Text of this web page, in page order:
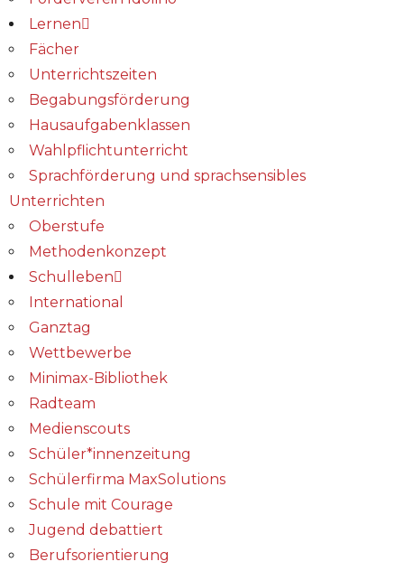
Lernen
Fächer
Unterrichtszeiten
Begabungs­förderung
Hausaufgabenklassen
Wahlpflichtunterricht
Sprachförderung und sprachsensibles
Unterrichten
Oberstufe
Methodenkonzept
Schulleben
International
Ganztag
Wettbewerbe
Minimax-Bibliothek​
Radteam
Medienscouts
Schüler*innenzeitung
Schülerfirma MaxSolutions
Schule mit Courage
Jugend debattiert
Berufsorientierung